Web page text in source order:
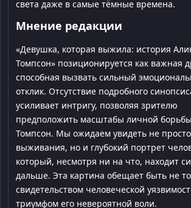
света даже в самые тёмные времена.
Мнение редакции
«Девушка, которая выжила: история
Томпсон» позиционируется как важная
способная вызвать сильный
отклик. Отсутствие подробного
усиливает интригу, позволяя зрителю
предположить масштабы личной
Томпсон. Мы ожидаем увидеть не
выживания, но и глубокий портрет
который, несмотря ни на что, находит
дальше. Эта картина обещает быть не
свидетельством человеческой
триумфом его невероятной воли.